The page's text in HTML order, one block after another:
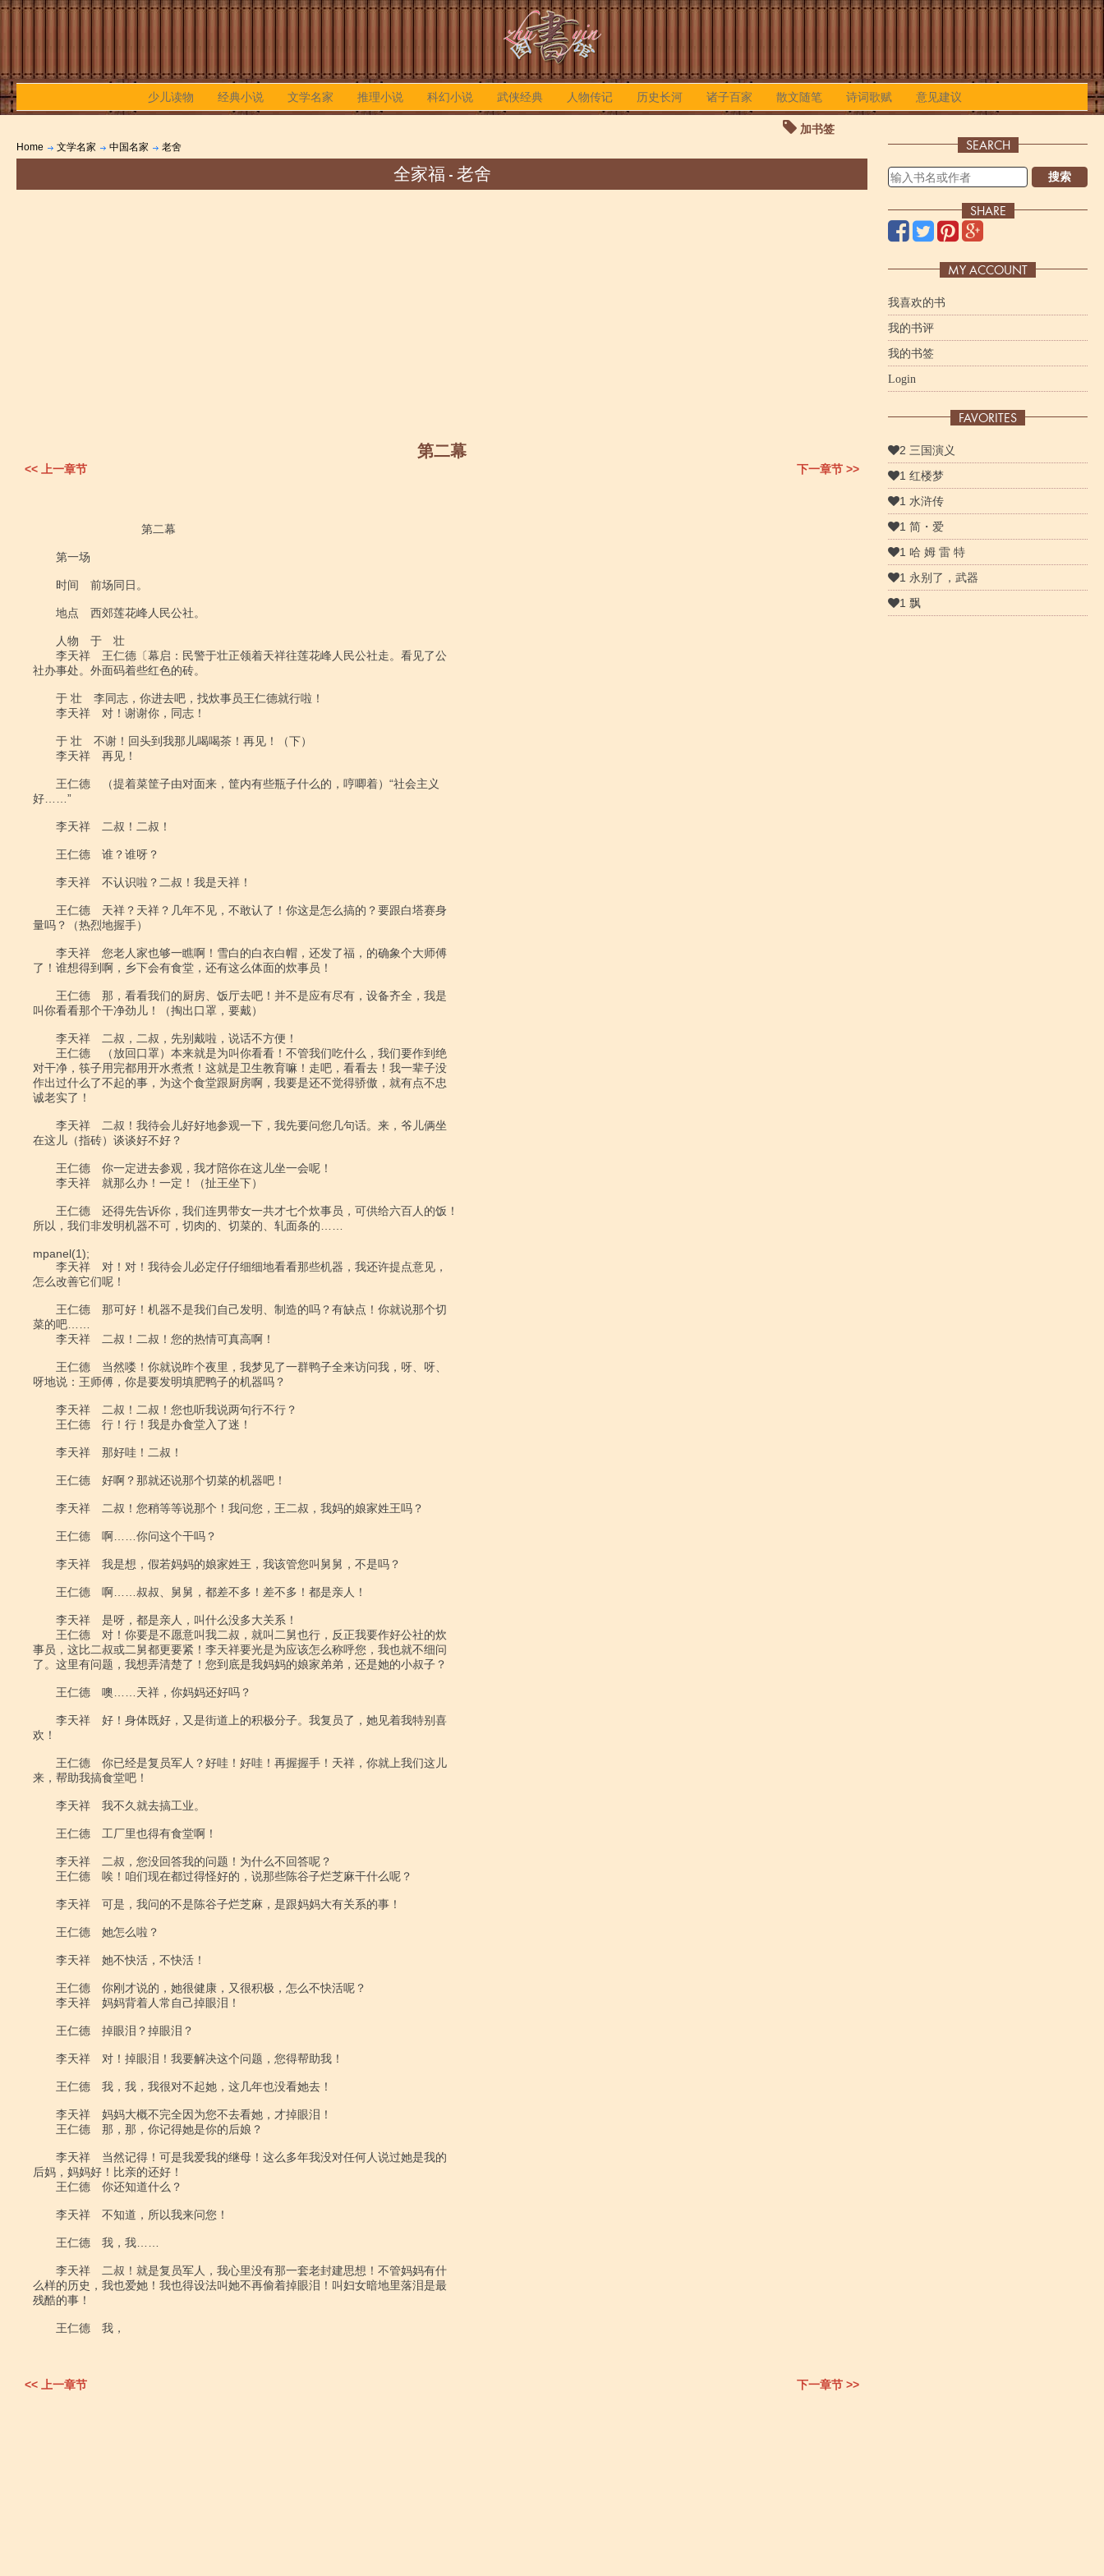
少儿读物 经典小说 文学名家 推理小说 科幻小说 武侠经典 人物传记 历史长河 诸子百家 散文随笔 诗词歌赋 意见建议
加书签
Home 文学名家 中国名家 老舍
全家福 - 老舍
第二幕
<< 上一章节 下一章节 >>
第一场
时间　前场同日。
地点　西郊莲花峰人民公社。
人物　于　壮
李天祥　王仁德〔幕启：民警于壮正领着天祥往莲花峰人民公社走。看见了公
社办事处。外面码着些红色的砖。
于 壮　李同志，你进去吧，找炊事员王仁德就行啦！
李天祥　对！谢谢你，同志！
于 壮　不谢！回头到我那儿喝喝茶！再见！（下）
李天祥　再见！
王仁德　（提着菜筐子由对面来，筐内有些瓶子什么的，哼唧着）“社会主义
好……”
李天祥　二叔！二叔！
王仁德　谁？谁呀？
李天祥　不认识啦？二叔！我是天祥！
王仁德　天祥？天祥？几年不见，不敢认了！你这是怎么搞的？要跟白塔赛身
量吗？（热烈地握手）
李天祥　您老人家也够一瞧啊！雪白的白衣白帽，还发了福，的确象个大师傅
了！谁想得到啊，乡下会有食堂，还有这么体面的炊事员！
王仁德　那，看看我们的厨房、饭厅去吧！并不是应有尽有，设备齐全，我是
叫你看看那个干净劲儿！（掏出口罩，要戴）
李天祥　二叔，二叔，先别戴啦，说话不方便！
王仁德　（放回口罩）本来就是为叫你看看！不管我们吃什么，我们要作到绝
对干净，筷子用完都用开水煮煮！这就是卫生教育嘛！走吧，看看去！我一辈子没
作出过什么了不起的事，为这个食堂跟厨房啊，我要是还不觉得骄傲，就有点不忠
诚老实了！
李天祥　二叔！我待会儿好好地参观一下，我先要问您几句话。来，爷儿俩坐
在这儿（指砖）谈谈好不好？
王仁德　你一定进去参观，我才陪你在这儿坐一会呢！
李天祥　就那么办！一定！（扯王坐下）
王仁德　还得先告诉你，我们连男带女一共才七个炊事员，可供给六百人的饭！
所以，我们非发明机器不可，切肉的、切菜的、轧面条的……
mpanel(1);
李天祥　对！对！我待会儿必定仔仔细细地看看那些机器，我还许提点意见，
怎么改善它们呢！
王仁德　那可好！机器不是我们自己发明、制造的吗？有缺点！你就说那个切
菜的吧……
李天祥　二叔！二叔！您的热情可真高啊！
王仁德　当然喽！你就说昨个夜里，我梦见了一群鸭子全来访问我，呀、呀、
呀地说：王师傅，你是要发明填肥鸭子的机器吗？
李天祥　二叔！二叔！您也听我说两句行不行？
王仁德　行！行！我是办食堂入了迷！
李天祥　那好哇！二叔！
王仁德　好啊？那就还说那个切菜的机器吧！
李天祥　二叔！您稍等等说那个！我问您，王二叔，我妈的娘家姓王吗？
王仁德　啊……你问这个干吗？
李天祥　我是想，假若妈妈的娘家姓王，我该管您叫舅舅，不是吗？
王仁德　啊……叔叔、舅舅，都差不多！差不多！都是亲人！
李天祥　是呀，都是亲人，叫什么没多大关系！
王仁德　对！你要是不愿意叫我二叔，就叫二舅也行，反正我要作好公社的炊
事员，这比二叔或二舅都更要紧！李天祥要光是为应该怎么称呼您，我也就不细问
了。这里有问题，我想弄清楚了！您到底是我妈妈的娘家弟弟，还是她的小叔子？
王仁德　噢……天祥，你妈妈还好吗？
李天祥　好！身体既好，又是街道上的积极分子。我复员了，她见着我特别喜
欢！
王仁德　你已经是复员军人？好哇！好哇！再握握手！天祥，你就上我们这儿
来，帮助我搞食堂吧！
李天祥　我不久就去搞工业。
王仁德　工厂里也得有食堂啊！
李天祥　二叔，您没回答我的问题！为什么不回答呢？
王仁德　唉！咱们现在都过得怪好的，说那些陈谷子烂芝麻干什么呢？
李天祥　可是，我问的不是陈谷子烂芝麻，是跟妈妈大有关系的事！
王仁德　她怎么啦？
李天祥　她不快活，不快活！
王仁德　你刚才说的，她很健康，又很积极，怎么不快活呢？
李天祥　妈妈背着人常自己掉眼泪！
王仁德　掉眼泪？掉眼泪？
李天祥　对！掉眼泪！我要解决这个问题，您得帮助我！
王仁德　我，我，我很对不起她，这几年也没看她去！
李天祥　妈妈大概不完全因为您不去看她，才掉眼泪！
王仁德　那，那，你记得她是你的后娘？
李天祥　当然记得！可是我爱我的继母！这么多年我没对任何人说过她是我的
后妈，妈妈好！比亲的还好！
王仁德　你还知道什么？
李天祥　不知道，所以我来问您！
王仁德　我，我……
李天祥　二叔！就是复员军人，我心里没有那一套老封建思想！不管妈妈有什
么样的历史，我也爱她！我也得设法叫她不再偷着掉眼泪！叫妇女暗地里落泪是最
残酷的事！
王仁德　我，
<< 上一章节 下一章节 >>
SEARCH
搜索
SHARE
MY ACCOUNT
我喜欢的书
我的书评
我的书签
Login
FAVORITES
2 三国演义
1 红楼梦
1 水浒传
1 简・爱
1 哈 姆 雷 特
1 永别了，武器
1 飘